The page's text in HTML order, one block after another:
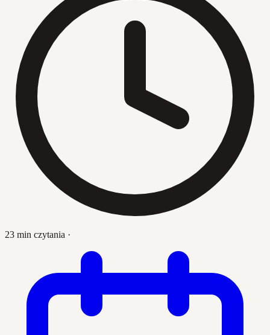
23 min czytania ·